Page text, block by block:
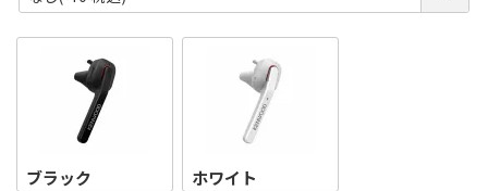
必
須
ブラック ホワイト